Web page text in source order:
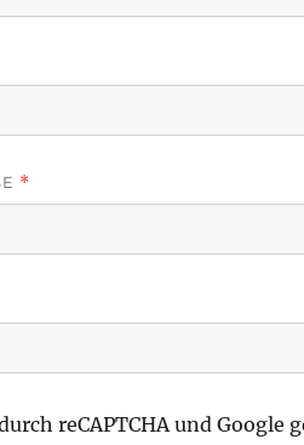
*
reCAPTCHA und Google